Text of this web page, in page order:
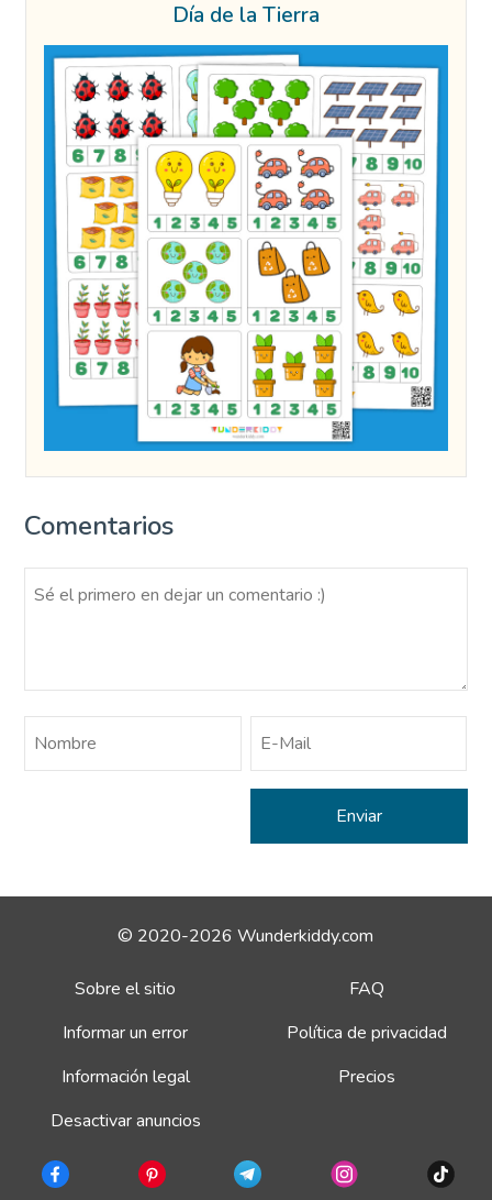
Día de la Tierra
Comentarios
© 2020-2026 Wunderkiddy.com
Sobre el sitio
FAQ
Informar un error
Política de privacidad
Información legal
Precios
Desactivar anuncios